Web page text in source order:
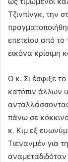
Τζινπίνγκ, την
επετείου από
εικόνα κρίσιμη
Ο κ. Σι έσφιξε
κατόπιν άλλων
πάνω σε
κ. Κιμ εξ
Τιενανμέν για
αναμεταδιδόταν